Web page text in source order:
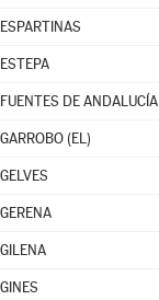
ESPARTINAS
ESTEPA
FUENTES DE ANDALUCÍA
GARROBO (EL)
GELVES
GERENA
GILENA
GINES